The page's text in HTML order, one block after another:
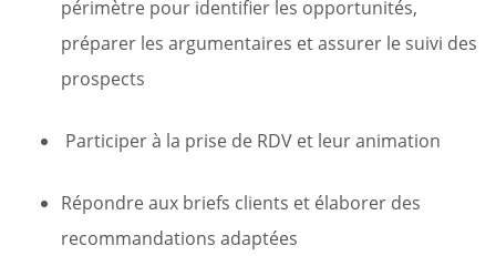
périmètre pour identifier les opportunités,
préparer les argumentaires et assurer le suivi des
prospects
Participer à la prise de RDV et leur animation
Répondre aux briefs clients et élaborer des
recommandations adaptées